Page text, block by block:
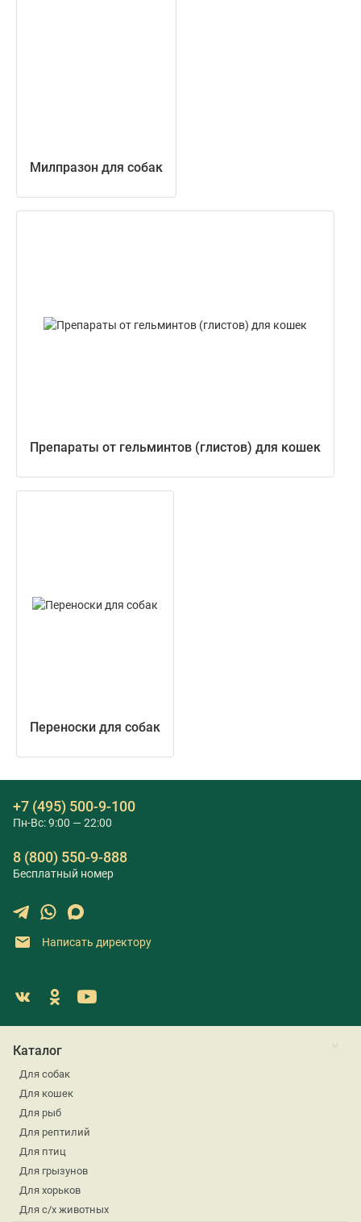
Милпразон для собак
Препараты от гельминтов (глистов) для кошек
Переноски для собак
+7 (495) 500-9-100
Пн-Вс: 9:00 — 22:00
8 (800) 550-9-888
Бесплатный номер
Написать директору
Каталог
Для собак
Для кошек
Для рыб
Для рептилий
Для птиц
Для грызунов
Для хорьков
Для с/х животных